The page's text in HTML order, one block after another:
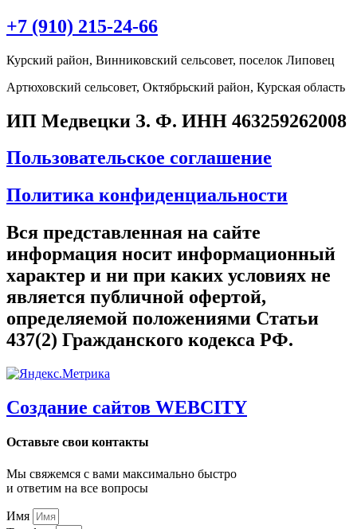
+7 (910) 215-24-66
Курский район, Винниковский сельсовет, поселок Липовец
Артюховский сельсовет, Октябрьский район, Курская область
ИП Медвецки З. Ф. ИНН 463259262008
Пользовательское соглашение
Политика конфиденциальности
Вся представленная на сайте
информация носит информационный
характер и ни при каких условиях не
является публичной офертой,
определяемой положениями Статьи
437(2) Гражданского кодекса РФ.
Создание сайтов WEBCITY
Оставьте свои контакты
Мы свяжемся с вами максимально быстро
и ответим на все вопросы
Имя